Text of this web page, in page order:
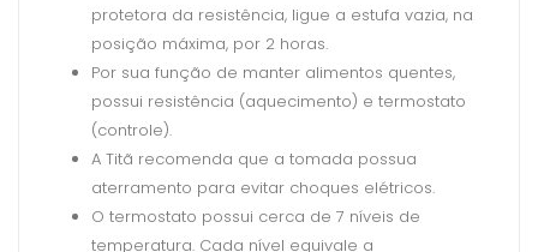
protetora da resistência, ligue a estufa vazia, na
posição máxima, por 2 horas.
Por sua função de manter alimentos quentes,
possui resistência (aquecimento) e termostato
(controle).
A Titã recomenda que a tomada possua
aterramento para evitar choques elétricos.
O termostato possui cerca de 7 níveis de
temperatura. Cada nível equivale a